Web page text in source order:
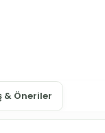
& Öneriler